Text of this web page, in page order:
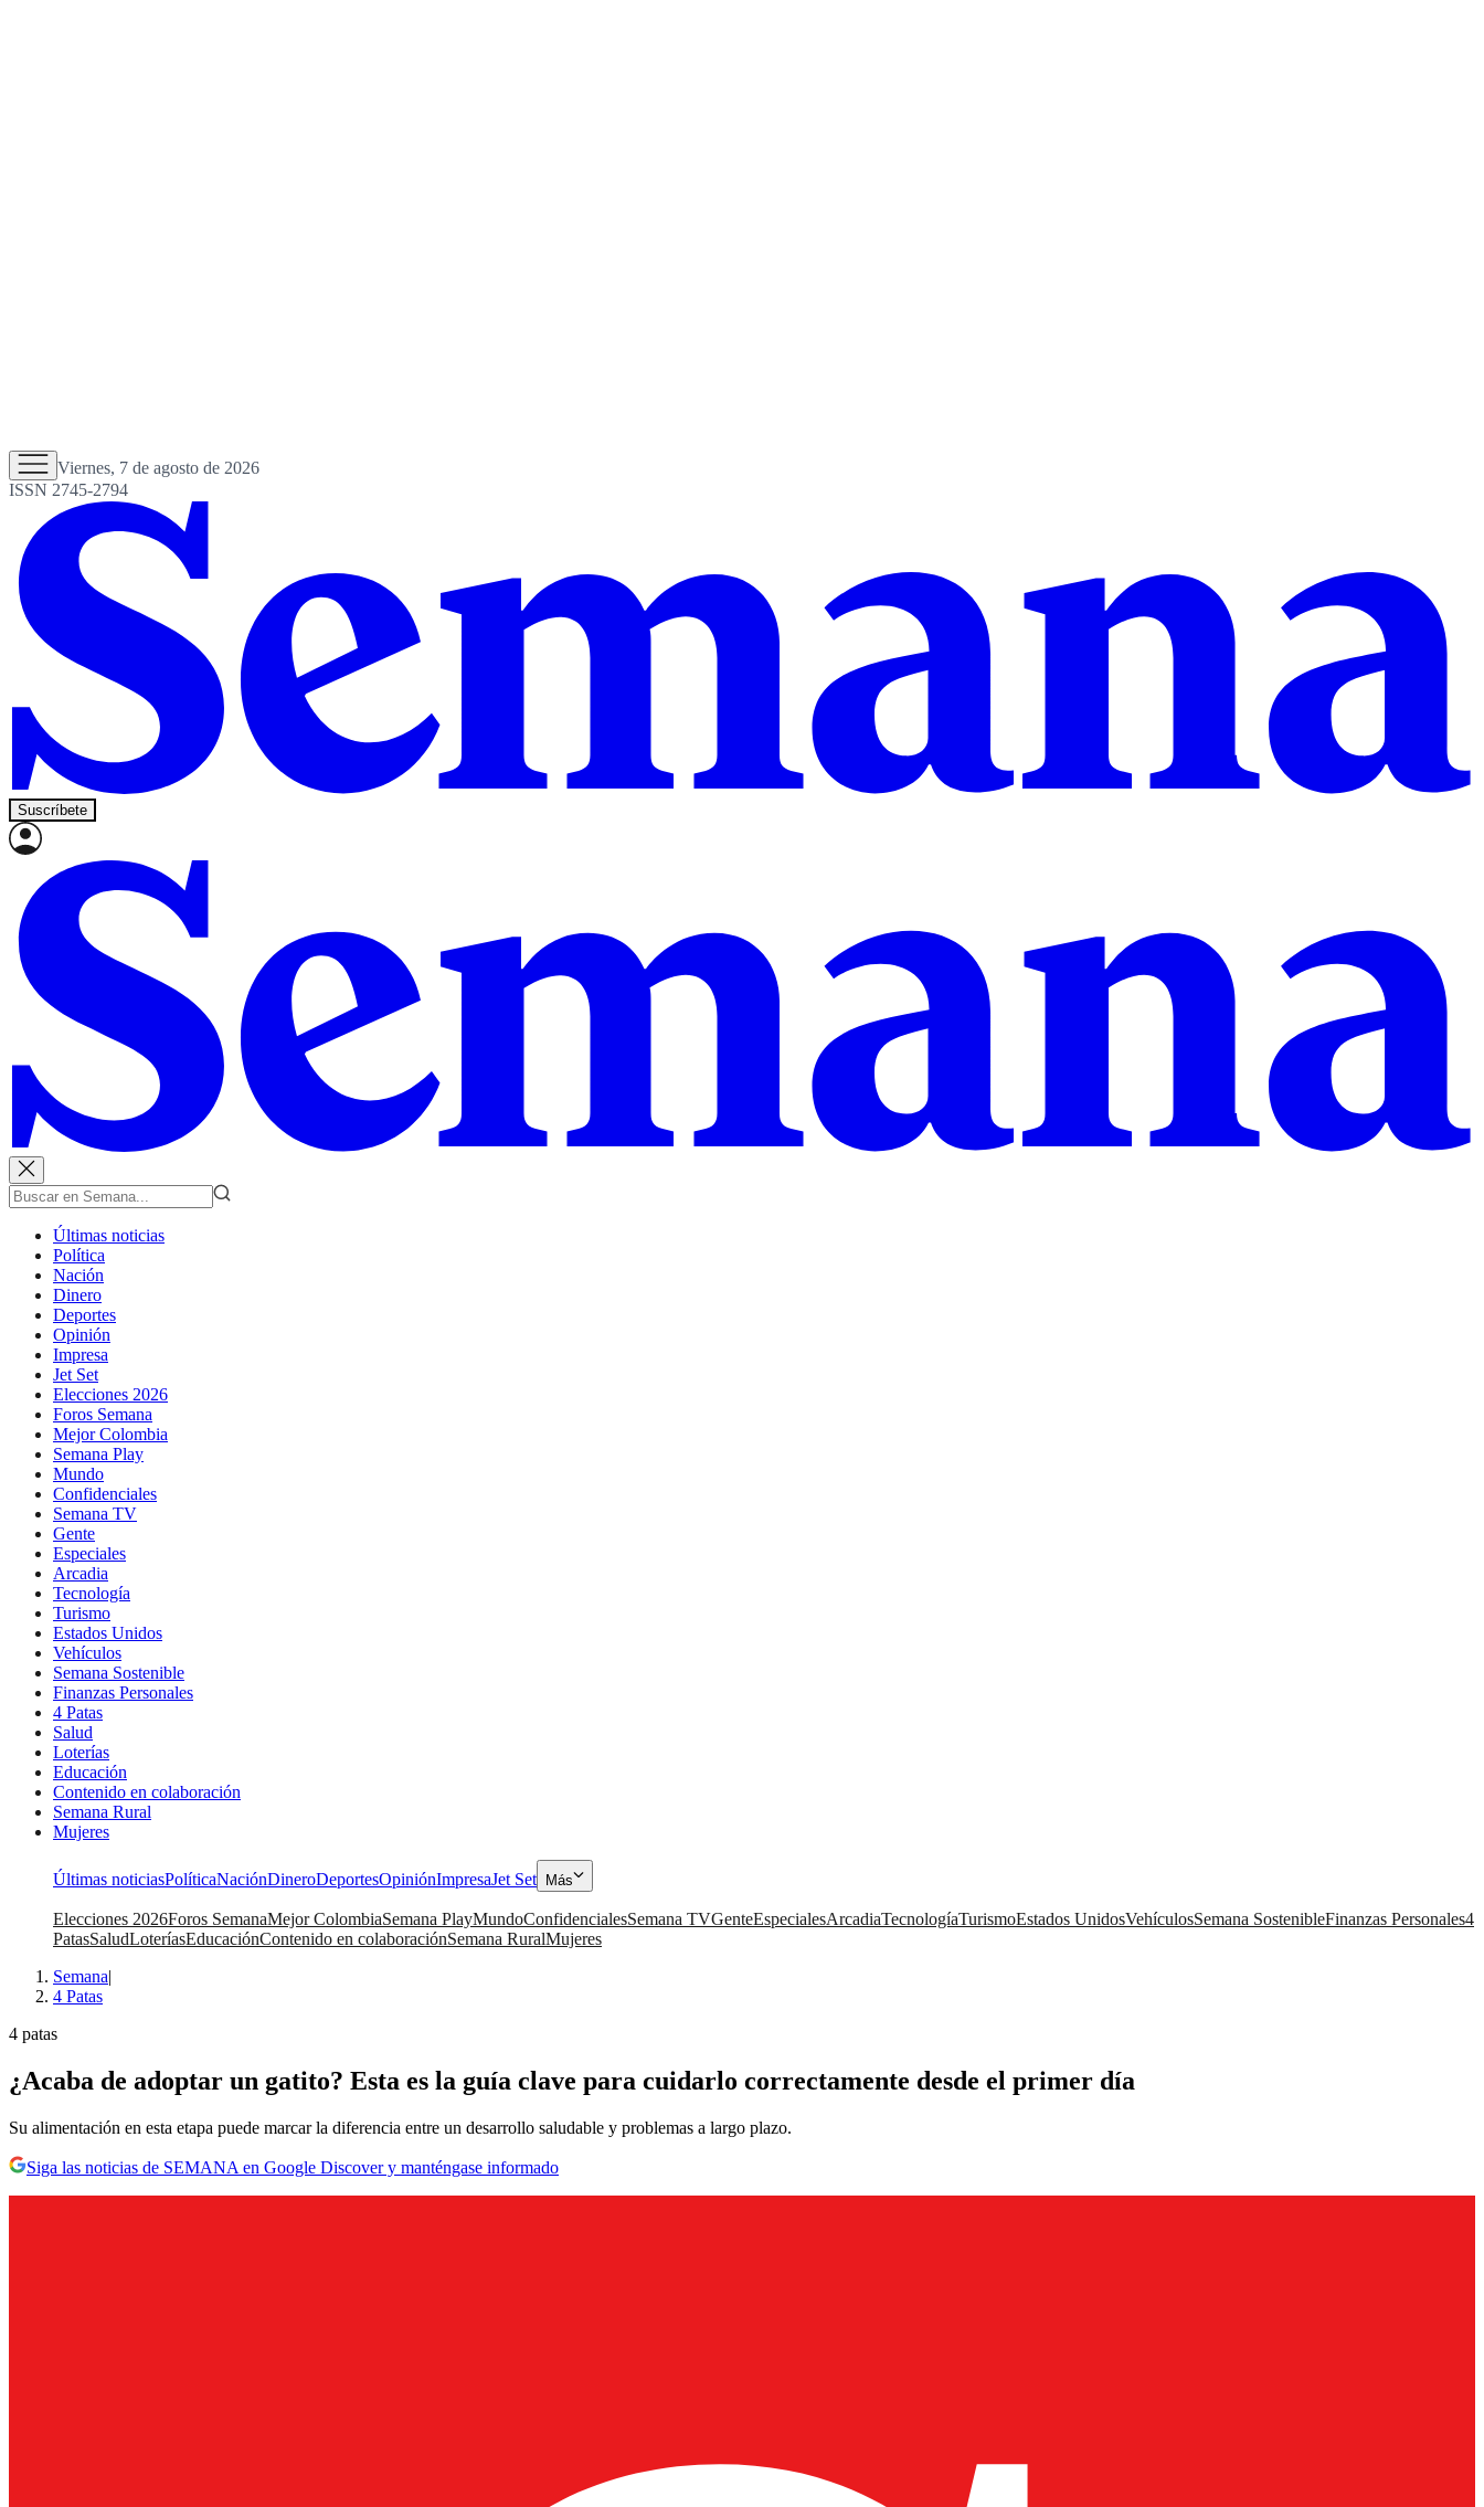
Viernes, 7 de agosto de 2026
ISSN 2745-2794
Suscríbete
Últimas noticias
Política
Nación
Dinero
Deportes
Opinión
Impresa
Jet Set
Elecciones 2026
Foros Semana
Mejor Colombia
Semana Play
Mundo
Confidenciales
Semana TV
Gente
Especiales
Arcadia
Tecnología
Turismo
Estados Unidos
Vehículos
Semana Sostenible
Finanzas Personales
4 Patas
Salud
Loterías
Educación
Contenido en colaboración
Semana Rural
Mujeres
Últimas noticiasPolíticaNaciónDineroDeportesOpiniónImpresaJet Set Más
Elecciones 2026Foros SemanaMejor ColombiaSemana PlayMundoConfidencialesSemana TVGenteEspecialesArcadiaTecnologíaTurismoEstados UnidosVehículosSemana SostenibleFinanzas Personales4
PatasSaludLoteríasEducaciónContenido en colaboraciónSemana RuralMujeres
Semana|
4 Patas
4 patas
¿Acaba de adoptar un gatito? Esta es la guía clave para cuidarlo correctamente desde el primer día
Su alimentación en esta etapa puede marcar la diferencia entre un desarrollo saludable y problemas a largo plazo.
Siga las noticias de SEMANA en Google Discover y manténgase informado